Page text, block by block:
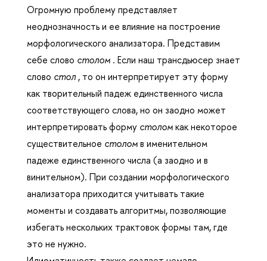
Огромную проблему представляет
неоднозначность и ее влияние на построение
морфологического анализатора. Представим
себе слово столом . Если наш трансдьюсер знает
слово стол , то он интерпретирует эту форму
как творительный падеж единственного числа
соответствующего слова, но он заодно может
интерпретировать форму столомкак некоторое
существительное столомв именительном
падеже единственного числа (а заодно и в
винительном). При создании морфологического
анализатора приходится учитывать такие
моменты и создавать алгоритмы, позволяющие
избегать нескольких трактовок формы там, где
это не нужно.